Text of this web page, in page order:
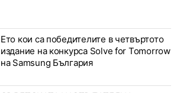
Ето кои са победителите в четвъртото
издание на конкурса Solve for Tomorrow
на Samsung България